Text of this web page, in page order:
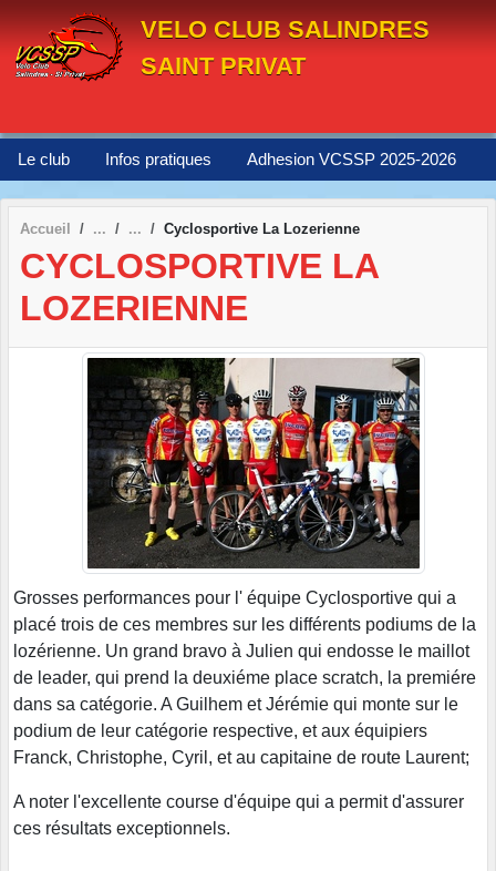
VELO CLUB SALINDRES
SAINT PRIVAT
Le club Infos pratiques Adhesion VCSSP 2025-2026
Accueil Cyclosportive La Lozerienne
CYCLOSPORTIVE LA
LOZERIENNE
Grosses performances pour l' équipe Cyclosportive qui a
placé trois de ces membres sur les différents podiums de la
lozérienne. Un grand bravo à Julien qui endosse le maillot
de leader, qui prend la deuxiéme place scratch, la premiére
dans sa catégorie. A Guilhem et Jérémie qui monte sur le
podium de leur catégorie respective, et aux équipiers
Franck, Christophe, Cyril, et au capitaine de route Laurent;
A noter l'excellente course d'équipe qui a permit d'assurer
ces résultats exceptionnels.
Panneau de gestion des cookies